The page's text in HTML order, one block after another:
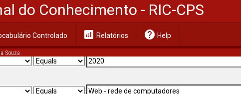
do Conhecimento - RIC-CPS
Controlado analytics Relatórios help Help
Souza